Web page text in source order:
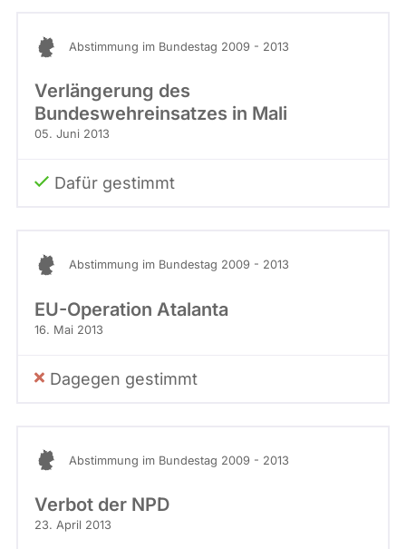
Abstimmung im Bundestag 2009 - 2013
Verlängerung des
Bundeswehreinsatzes in Mali
05. Juni 2013
Dafür gestimmt
Abstimmung im Bundestag 2009 - 2013
EU-Operation Atalanta
16. Mai 2013
Dagegen gestimmt
Abstimmung im Bundestag 2009 - 2013
Verbot der NPD
23. April 2013